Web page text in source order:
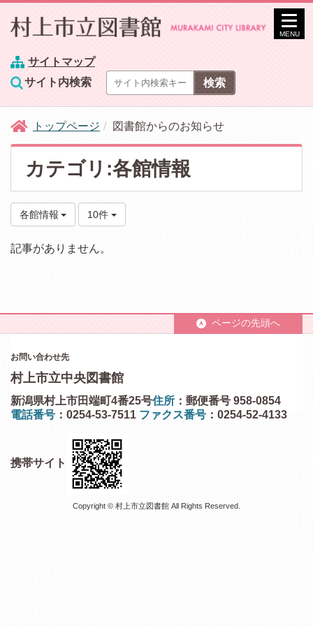
サイトマップ
サイト内検索
MENU
トップページ 図書館からのお知らせ
カテゴリ:各館情報
各館情報 10件
記事がありません。
ページの先頭へ
お問い合わせ先
村上市立中央図書館
住所 ：郵便番号 958-0854
新潟県村上市田端町4番25号
電話番号 ：0254-53-7511 ファクス番号 ：0254-52-4133
携帯サイト
Copyright © 村上市立図書館 All Rights Reserved.